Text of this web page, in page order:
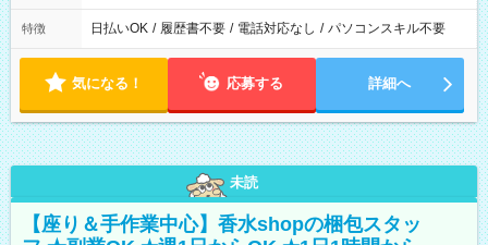
特徴 日払いOK / 履歴書不要 / 電話対応なし / パソコンスキル不要
気になる！ 応募する 詳細へ
未読
【座り＆手作業中心】香水shopの梱包スタッ